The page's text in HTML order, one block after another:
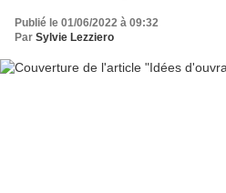
Publié le 01/06/2022 à 09:32
Par Sylvie Lezziero